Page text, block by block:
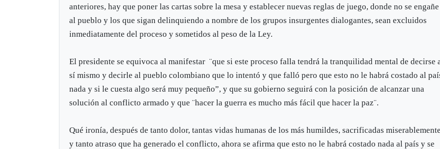
anteriores, hay que poner las cartas sobre la mesa y establecer nuevas reglas de juego, donde no se engañe
al pueblo y los que sigan delinquiendo a nombre de los grupos insurgentes dialogantes, sean excluidos
inmediatamente del proceso y sometidos al peso de la Ley.
El presidente se equivoca al manifestar ¨que si este proceso falla tendrá la tranquilidad mental de decirse
sí mismo y decirle al pueblo colombiano que lo intentó y que falló pero que esto no le habrá costado al
nada y si le cuesta algo será muy pequeño”, y que su gobierno seguirá con la posición de alcanzar una
solución al conflicto armado y que ¨hacer la guerra es mucho más fácil que hacer la paz¨.
Qué ironía, después de tanto dolor, tantas vidas humanas de los más humildes, sacrificadas miserablemente
y tanto atraso que ha generado el conflicto, ahora se afirma que esto no le habrá costado nada al país y se